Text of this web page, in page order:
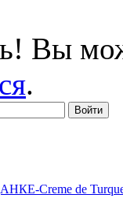
Вы
.
Creme de